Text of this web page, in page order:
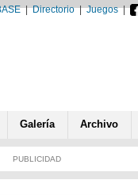
|Directorio|Juegos|
Galería Archivo
PUBLICIDAD